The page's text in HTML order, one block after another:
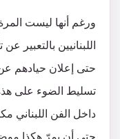
ورغم أنها ليست المرة
اللبنانيين بالتعبير
حتى إعلان حيادهم عن
تسليط الضوء على
داخل الفن اللبناني
حتى أن يمرّ هكذا